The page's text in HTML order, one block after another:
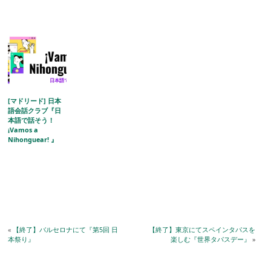
[マドリード] 日本
語会話クラブ『日
本語で話そう！
¡Vamos a
Nihonguear! 』
« 【終了】バルセロナにて『第5回 日
本祭り』
【終了】東京にてスペインタパスを
楽しむ『世界タパスデー』 »